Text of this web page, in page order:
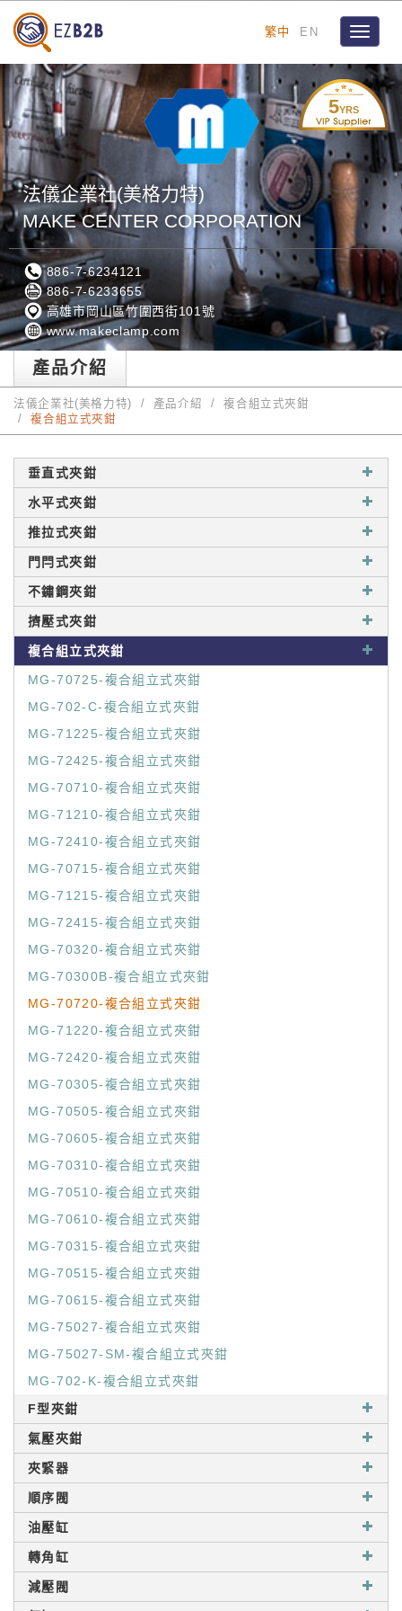
繁中 EN
Toggle
5YRS
法儀企業社(美格力特)
MAKE CENTER CORPORATION
886-7-6234121
886-7-6233655
高雄市岡山區竹圍西街101號
www.makeclamp.com
產品介紹
法儀企業社(美格力特) 產品介紹
複合組立式夾鉗
複合組立式夾鉗
垂直式夾鉗
水平式夾鉗
推拉式夾鉗
門閂式夾鉗
不鏽鋼夾鉗
擠壓式夾鉗
複合組立式夾鉗
MG-70725-複合組立式夾鉗
MG-702-C-複合組立式夾鉗
MG-71225-複合組立式夾鉗
MG-72425-複合組立式夾鉗
MG-70710-複合組立式夾鉗
MG-71210-複合組立式夾鉗
MG-72410-複合組立式夾鉗
MG-70715-複合組立式夾鉗
MG-71215-複合組立式夾鉗
MG-72415-複合組立式夾鉗
MG-70320-複合組立式夾鉗
MG-70300B-複合組立式夾鉗
MG-70720-複合組立式夾鉗
MG-71220-複合組立式夾鉗
MG-72420-複合組立式夾鉗
MG-70305-複合組立式夾鉗
MG-70505-複合組立式夾鉗
MG-70605-複合組立式夾鉗
MG-70310-複合組立式夾鉗
MG-70510-複合組立式夾鉗
MG-70610-複合組立式夾鉗
MG-70315-複合組立式夾鉗
MG-70515-複合組立式夾鉗
MG-70615-複合組立式夾鉗
MG-75027-複合組立式夾鉗
MG-75027-SM-複合組立式夾鉗
MG-702-K-複合組立式夾鉗
F型夾鉗
氣壓夾鉗
夾緊器
順序閥
油壓缸
轉角缸
減壓閥